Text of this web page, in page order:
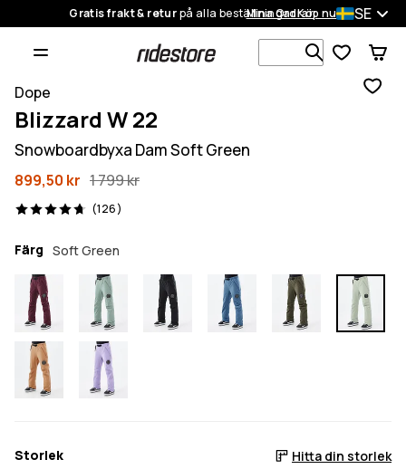
Gratis frakt & returpå alla beställningarKöp nu
Mina Ordrar SE
Sök bland
Dope
Blizzard W 22
Snowboardbyxa Dam Soft Green
899,50 kr 1 799 kr
(126)
126 recensioner, 4.7/5
Färg Soft Green
Storlek Hitta din storlek